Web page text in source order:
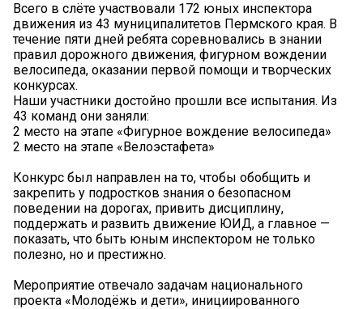
Всего в слёте участвовали 172 юных инспектора
движения из 43 муниципалитетов Пермского края. В
течение пяти дней ребята соревновались в знании
правил дорожного движения, фигурном вождении
велосипеда, оказании первой помощи и творческих
конкурсах.
Наши участники достойно прошли все испытания. Из
43 команд они заняли:
2 место на этапе «Фигурное вождение велосипеда»
2 место на этапе «Велоэстафета»
Конкурс был направлен на то, чтобы обобщить и
закрепить у подростков знания о безопасном
поведении на дорогах, привить дисциплину,
поддержать и развить движение ЮИД, а главное —
показать, что быть юным инспектором не только
полезно, но и престижно.
Мероприятие отвечало задачам национального
проекта «Молодёжь и дети», инициированного